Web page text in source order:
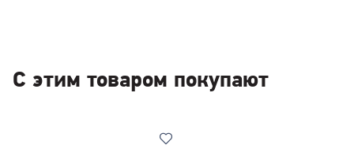
С этим товаром покупают